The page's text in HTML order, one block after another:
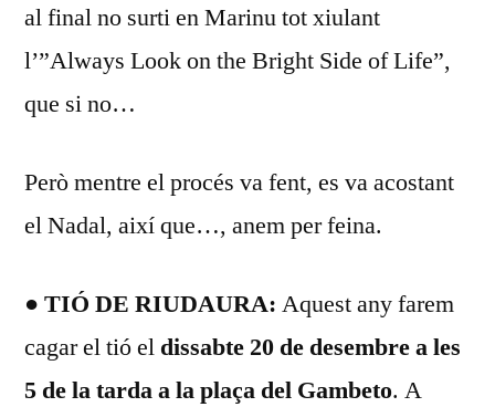
al final no surti en Marinu tot xiulant
l’”Always Look on the Bright Side of Life”,
que si no…
Però mentre el procés va fent, es va acostant
el Nadal, així que…, anem per feina.
● TIÓ DE RIUDAURA: Aquest any farem
cagar el tió el dissabte 20 de desembre a les
5 de la tarda a la plaça del Gambeto. A